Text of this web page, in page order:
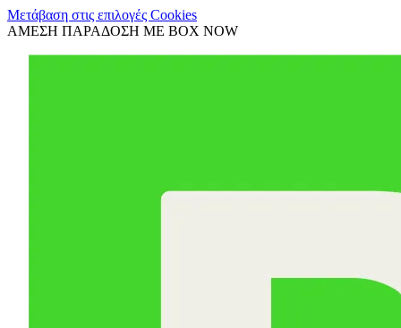
Μετάβαση στις επιλογές Cookies
ΑΜΕΣΗ ΠΑΡΑΔΟΣΗ ΜΕ BOX NOW